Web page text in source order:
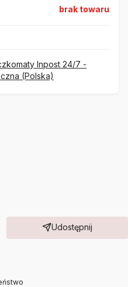
brak towaru
Inpost 24/7 -
(Polska)
Udostępnij